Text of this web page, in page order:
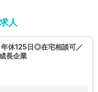
人
年休125日◎在宅相談可／
長企業